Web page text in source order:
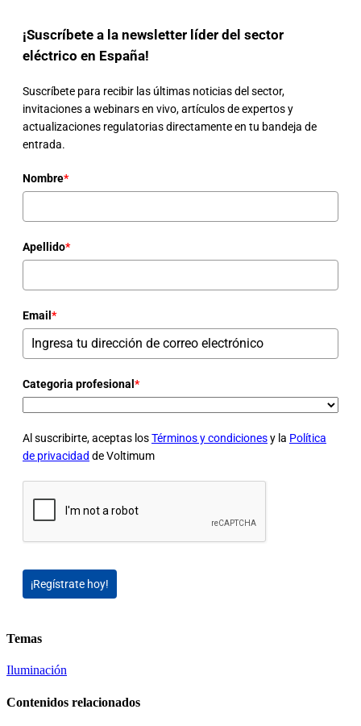
¡Suscríbete a la newsletter líder del sector
eléctrico en España!
Suscríbete para recibir las últimas noticias del sector,
invitaciones a webinars en vivo, artículos de expertos y
actualizaciones regulatorias directamente en tu bandeja de
entrada.
Nombre*
Apellido*
Email *
Categoria profesional *
Al suscribirte, aceptas losTérminos y condicionesy la Política
de privacidad de Voltimum
¡Regístrate hoy!
Temas
Iluminación
Contenidos relacionados